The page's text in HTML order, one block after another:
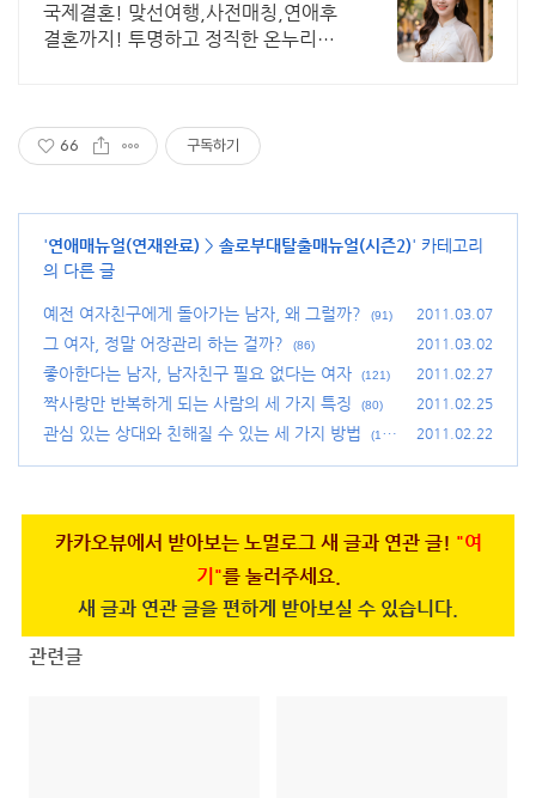
국제결혼! 맞선여행,사전매칭,연애후
결혼까지! 투명하고 정직한 온누리국
66 구독하기
'연애매뉴얼(연재완료) > 솔로부대탈출매뉴얼(시즌2)' 카테고리
의 다른 글
예전 여자친구에게 돌아가는 남자, 왜 그럴까? (91) 2011.03.07
그 여자, 정말 어장관리 하는 걸까? (86) 2011.03.02
좋아한다는 남자, 남자친구 필요 없다는 여자 (121) 2011.02.27
짝사랑만 반복하게 되는 사람의 세 가지 특징 (80) 2011.02.25
관심 있는 상대와 친해질 수 있는 세 가지 방법
(10
2011.02.22
카카오뷰에서 받아보는 노멀로그 새 글과 연관 글! "여
기"를 눌러주세요.
새 글과 연관 글을 편하게 받아보실 수 있습니다.
관련글